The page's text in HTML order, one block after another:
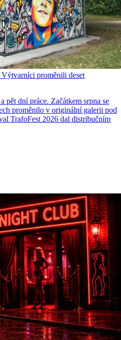
proměnili deset
pět dní práce. Začátkem srpna se
proměnilo v originální galerii pod
TrafoFest 2026 dal distribučním